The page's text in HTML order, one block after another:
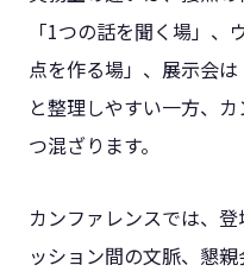
「1つの話を聞く場」
点を作る場」、展示会は
と整理しやすい一方、
つ混ざります。
カンファレンスでは、
ッション間の文脈、懇